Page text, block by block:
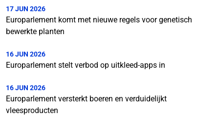
17 JUN 2026
Europarlement komt met nieuwe regels voor genetisch
bewerkte planten
16 JUN 2026
Europarlement stelt verbod op uitkleed-apps in
16 JUN 2026
Europarlement versterkt boeren en verduidelijkt
vleesproducten